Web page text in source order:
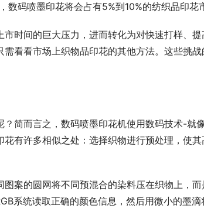
码喷墨印花将会占有5%到10%的纺织品印花
时间的巨大压力，进而转化为对快速打样、
看看市场上织物品印花的其他方法。这些挑
简而言之，数码喷墨印花机使用数码技术-就
有许多相似之处：选择织物进行预处理，使
案的圆网将不同预混合的染料压在织物上，
系统读取正确的颜色信息，然后用微小的墨